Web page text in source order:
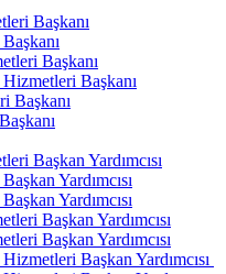
Başkanı
Başkanı
Başkanı
Başkanı
Başkan Yardımcısı
Yardımcısı
Yardımcısı
Başkan Yardımcısı
Başkan Yardımcısı
Başkan Yardımcısı